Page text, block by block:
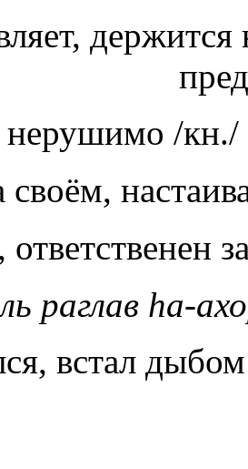
нерушимо /кн./
своём,
ответственен
раглав hа-
встал